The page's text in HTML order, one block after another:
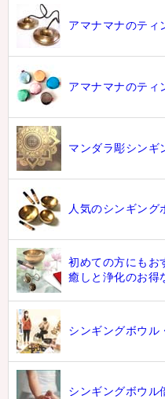
アマナマナのティ
アマナマナのティ
マンダラ彫シンギ
人気のシンギング
初めての方にもお
癒しと浄化のお得
シンギングボウル
シンギングボウル